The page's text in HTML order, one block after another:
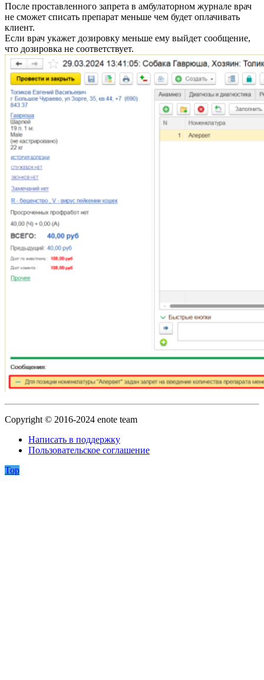
После проставленного запрета в амбулаторном журнале врач
не сможет списать препарат меньше чем будет оплачивать
клиент.
Если врач укажет дозировку меньше ему выйдет сообщение,
что дозировка не соответствует.
Copyright © 2016-2024 enote team
Написать в поддержку
Пользовательское соглашение
Top